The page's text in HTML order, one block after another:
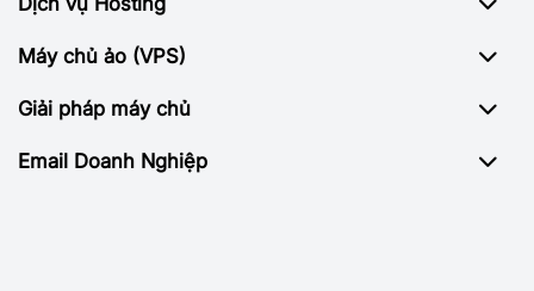
Máy chủ ảo (VPS)
Giải pháp máy chủ
Email Doanh Nghiệp